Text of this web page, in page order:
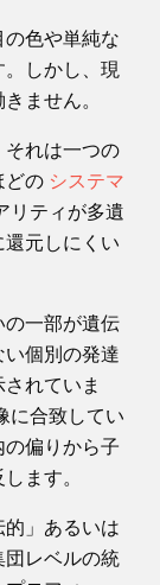
色や単純な
しかし、現
ません。
れは一つの
どの システマ
リティが多遺
元しにくい
の一部が遺伝
個別の発達
れていま
に合致してい
偏りから子
ます。
」あるいは
団レベルの統